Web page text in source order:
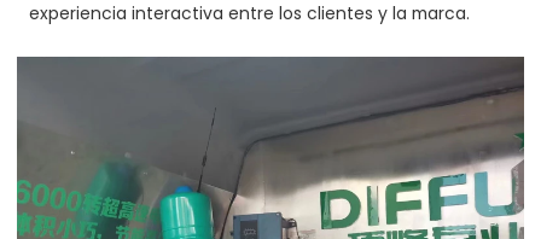
experiencia interactiva entre los clientes y la marca.